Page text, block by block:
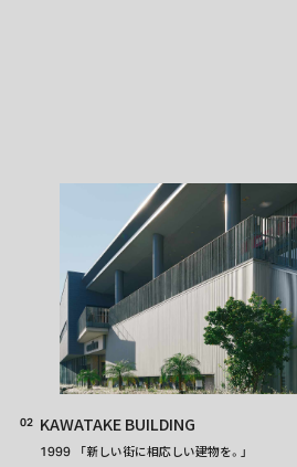
02 KAWATAKE BUILDING
1999 「新しい街に相応しい建物を。」